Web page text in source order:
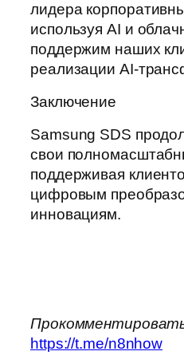
лидера
используя AI и
поддержим наших
реализации AI-
Заключение
Samsung SDS
свои
поддерживая
цифровым
инновациям.
https://t.me/n8nhow